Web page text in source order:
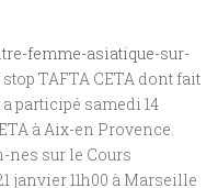
femme-asiatique-sur-
TAFTA CETA dont fait
participé samedi 14
à Aix-en Provence.
nes sur le Cours
janvier 11h00 à Marseille